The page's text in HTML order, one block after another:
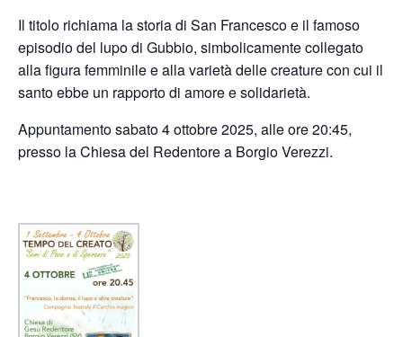
Il titolo richiama la storia di San Francesco e il famoso
episodio del lupo di Gubbio, simbolicamente collegato
alla figura femminile e alla varietà delle creature con cui il
santo ebbe un rapporto di amore e solidarietà.
Appuntamento sabato 4 ottobre 2025, alle ore 20:45,
presso la Chiesa del Redentore a Borgio Verezzi.